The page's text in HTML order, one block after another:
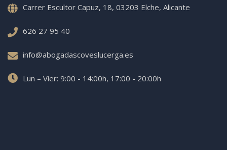
Carrer Escultor Capuz, 18, 03203 Elche, Alicante
626 27 95 40
info@abogadascoveslucerga.es
Lun – Vier: 9:00 - 14:00h, 17:00 - 20:00h